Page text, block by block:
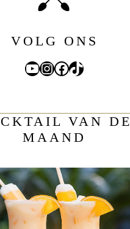
VOLG ONS
YouTube
Instagram
Facebook
TikTok
VAN DE
MAAND